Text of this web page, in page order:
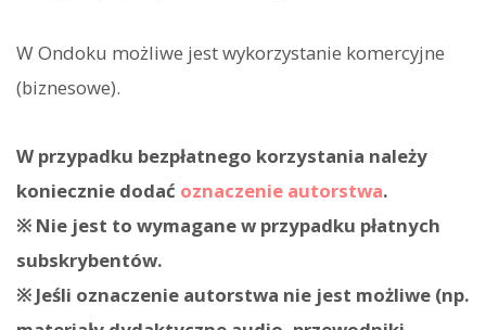
W Ondoku możliwe jest wykorzystanie komercyjne
(biznesowe).
W przypadku bezpłatnego korzystania należy
koniecznie dodać oznaczenie autorstwa.
※ Nie jest to wymagane w przypadku płatnych
subskrybentów.
※ Jeśli oznaczenie autorstwa nie jest możliwe (np.